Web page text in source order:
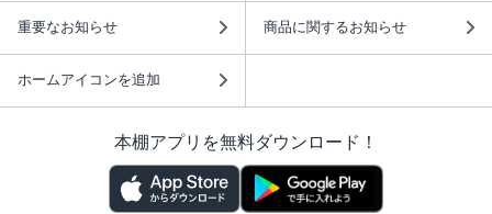
重要なお知らせ 商品に関するお知らせ
ホームアイコンを追加
本棚アプリを無料ダウンロード！